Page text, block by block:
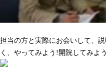
担当の方と実際にお会いして、
く、やってみよう!開院してみよ